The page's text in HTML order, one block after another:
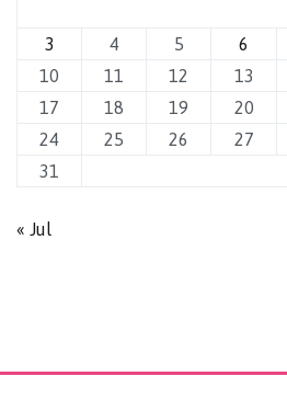
3
4 5 6
10
11 12 13
17
18 19 20
24
25 26 27
31
« Jul